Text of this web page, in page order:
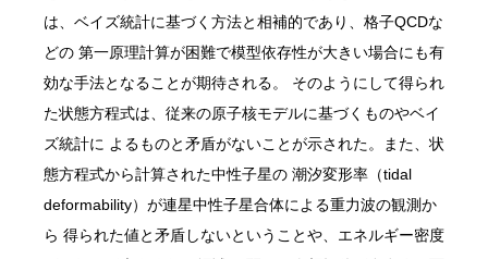
は、ベイズ統計に基づく方法と相補的であり、格子QCDな
どの 第一原理計算が困難で模型依存性が大きい場合にも有
効な手法となることが期待される。 そのようにして得られ
た状態方程式は、従来の原子核モデルに基づくものやベイ
ズ統計に よるものと矛盾がないことが示された。また、状
態方程式から計算された中性子星の 潮汐変形率（tidal
deformability）が連星中性子星合体による重力波の観測か
ら 得られた値と矛盾しないということや、エネルギー密度